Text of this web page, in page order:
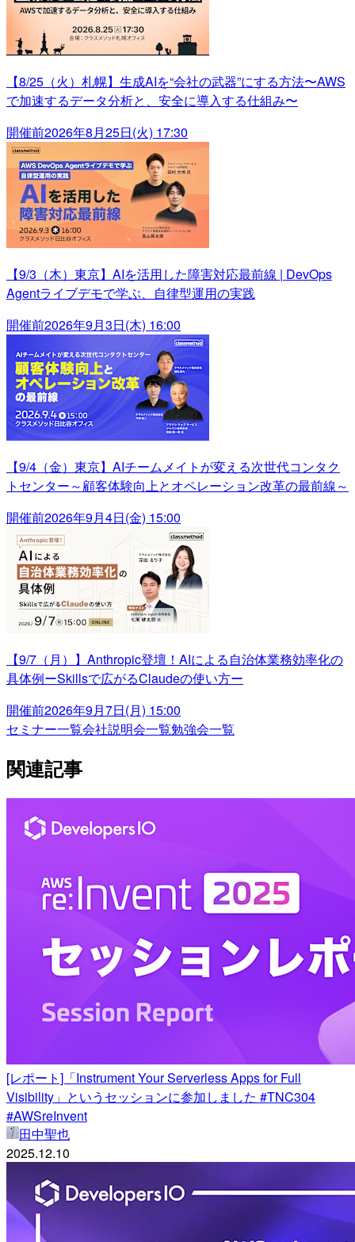
【8/25（火）札幌】生成AIを“会社の武器”にする方法〜AWS
で加速するデータ分析と、安全に導入する仕組み〜
開催前2026年8月25日(火) 17:30
【9/3（木）東京】AIを活用した障害対応最前線 | DevOps
Agentライブデモで学ぶ、自律型運用の実践
開催前2026年9月3日(木) 16:00
【9/4（金）東京】AIチームメイトが変える次世代コンタク
トセンター～顧客体験向上とオペレーション改革の最前線～
開催前2026年9月4日(金) 15:00
【9/7（月）】Anthropic登壇！AIによる自治体業務効率化の
具体例ーSkillsで広がるClaudeの使い方ー
開催前2026年9月7日(月) 15:00
セミナー一覧会社説明会一覧勉強会一覧
関連記事
[レポート]「Instrument Your Serverless Apps for Full
Visibility」というセッションに参加しました #TNC304
#AWSreInvent
田中聖也
2025.12.10